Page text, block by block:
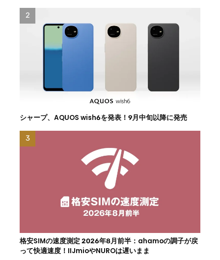
シャープ、AQUOS wish6を発表！9月中旬以降に発売
格安SIMの速度測定 2026年8月前半：ahamoの調子が戻
って快適速度！IIJmioやNUROは遅いまま